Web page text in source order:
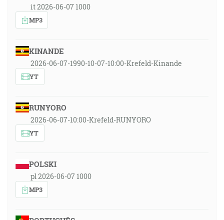
it 2026-06-07 1000
MP3
KINANDE
2026-06-07-1990-10-07-10:00-Krefeld-Kinande
YT
RUNYORO
2026-06-07-10:00-Krefeld-RUNYORO
YT
POLSKI
pl 2026-06-07 1000
MP3